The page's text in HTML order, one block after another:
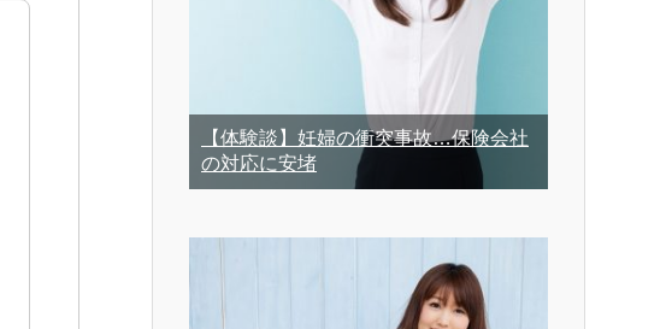
【体験談】妊婦の衝突事故…保険会社
の対応に安堵